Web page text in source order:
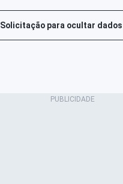
Solicitação para ocultar dados